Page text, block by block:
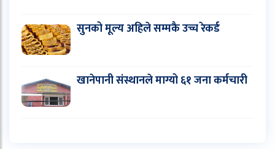
सुनको मूल्य अहिले सम्मकै उच्च रेकर्ड
खानेपानी संस्थानले माग्यो ६१ जना कर्मचारी